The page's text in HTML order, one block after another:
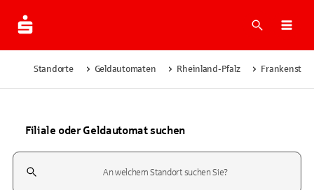
Suche
Standorte Geldautomaten Rheinland-Pfalz Frankenstein
Filiale oder Geldautomat suchen
Suchfeld